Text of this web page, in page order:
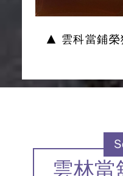
▲ 雲科當鋪榮
雲林當